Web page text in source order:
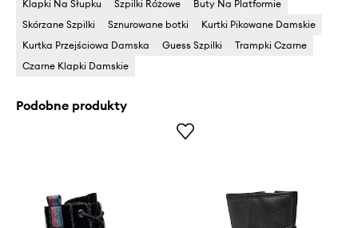
Klapki Na Słupku
Szpilki Różowe
Buty Na Platformie
Skórzane Szpilki
Sznurowane botki
Kurtki Pikowane Damskie
Kurtka Przejściowa Damska
Guess Szpilki
Trampki Czarne
Czarne Klapki Damskie
Podobne produkty